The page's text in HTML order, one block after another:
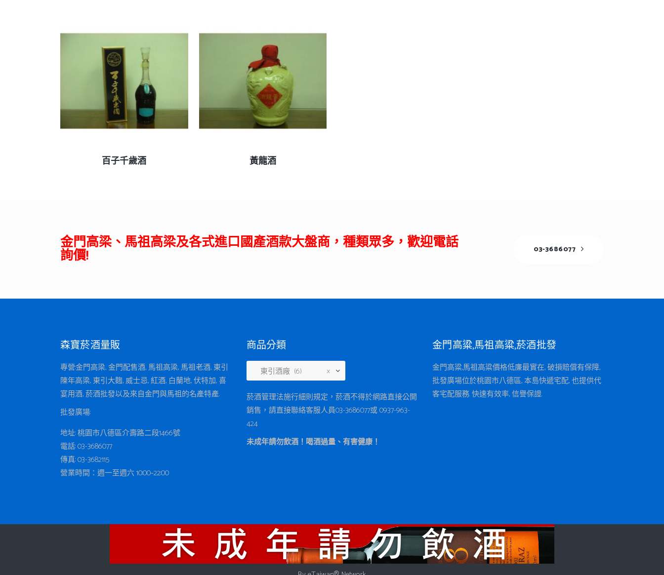
查看內容
百子千歲酒 查看內容
黃龍酒
金門高梁、馬祖高梁及各式進口國產酒款大盤商，種類眾多，歡迎電話
詢價! 03-3686077
森寶菸酒量販
專營:金門高梁, 金門配售酒, 馬祖高梁, 馬祖老酒, 東引
陳年高梁, 東引大麴, 威士忌, 紅酒, 白蘭地, 伏特加, 喜
宴用酒, 菸酒批發以及來自金門與馬祖的名產特產.
批發廣場:
地址: 桃園市八德區介壽路二段1466號
電話: 03-3686077
傳真: 03-3682115
營業時間：週一至週六 10:00~22:00
商品分類
×
東引酒廠 (6)
菸酒管理法施行細則規定，菸酒不得於網路直接公開
銷售，請直接聯絡客服人員03-3686077或 0937-963-
424
未成年請勿飲酒！喝酒過量、有害健康！
金門高粱,馬祖高粱,菸酒批發
金門高粱,馬祖高粱價格低廉最實在, 破損賠償有保障,
批發廣場位於桃園市八德區, 本島快遞宅配, 也提供代
客宅配服務. 快速有效率, 信譽保證.